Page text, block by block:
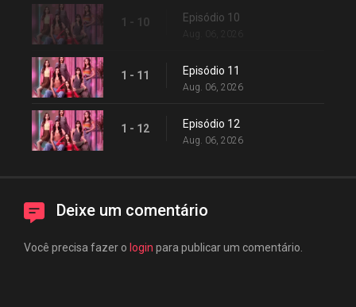
1 - 10 Episódio 10
1 - 11 Episódio 11
Aug. 06, 2026
1 - 12 Episódio 12
Aug. 06, 2026
Deixe um comentário
Você precisa fazer o login para publicar um comentário.